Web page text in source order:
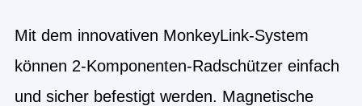
Mit dem innovativen MonkeyLink-System
können 2-Komponenten-Radschützer einfach
und sicher befestigt werden. Magnetische